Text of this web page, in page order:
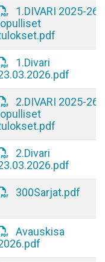
1.DIVARI 2025-26
lopulliset
1.Divari
2.DIVARI 2025-26
lopulliset
2.Divari
300Sarjat.pdf
Avauskisa